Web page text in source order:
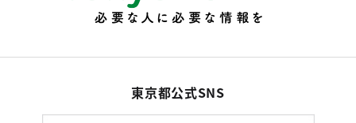
東京都公式SNS